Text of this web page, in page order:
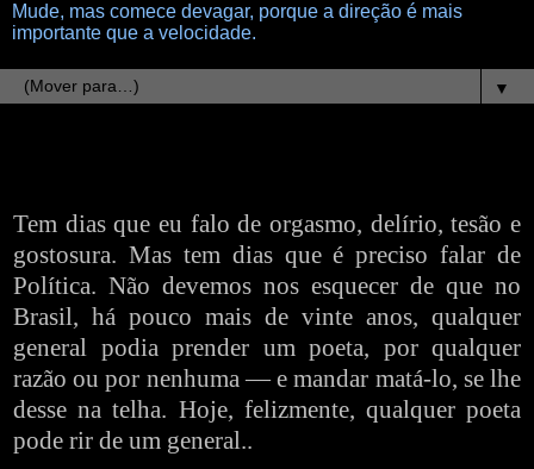
Mude, mas comece devagar, porque a direção é mais
importante que a velocidade.
▼
Tem dias que eu falo de orgasmo, delírio, tesão e
gostosura. Mas tem dias que é preciso falar de
Política. Não devemos nos esquecer de que no
Brasil, há pouco mais de vinte anos, qualquer
general podia prender um poeta, por qualquer
razão ou por nenhuma — e mandar matá-lo, se lhe
desse na telha. Hoje, felizmente, qualquer poeta
pode rir de um general..